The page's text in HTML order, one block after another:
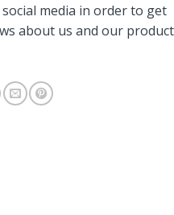
media in order to get
about us and our